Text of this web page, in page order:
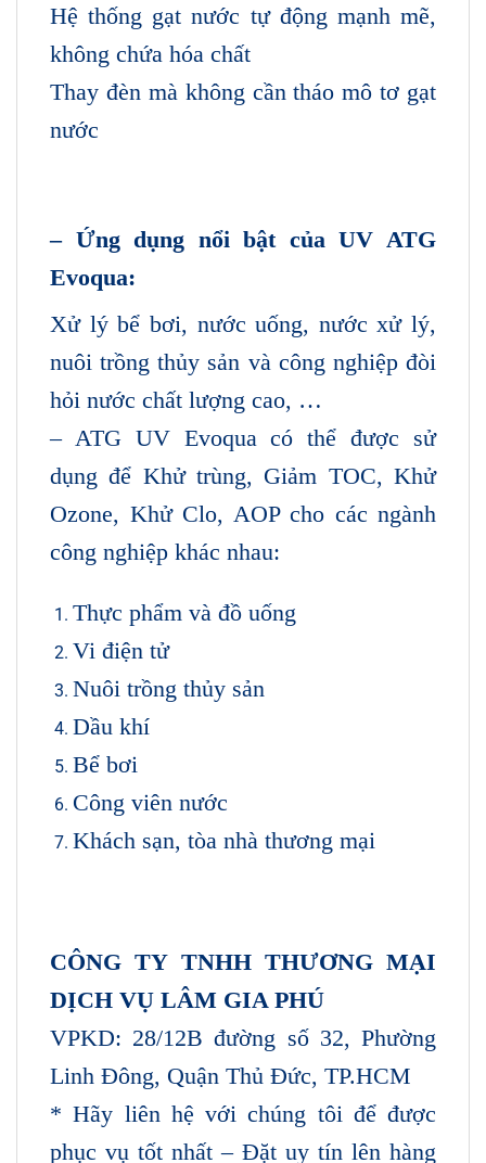
Hệ thống gạt nước tự động mạnh mẽ,
không chứa hóa chất
Thay đèn mà không cần tháo mô tơ gạt
nước
– Ứng dụng nổi bật của UV ATG
Evoqua:
Xử lý bể bơi, nước uống, nước xử lý,
nuôi trồng thủy sản và công nghiệp đòi
hỏi nước chất lượng cao, …
– ATG UV Evoqua có thể được sử
dụng để Khử trùng, Giảm TOC, Khử
Ozone, Khử Clo, AOP cho các ngành
công nghiệp khác nhau:
Thực phẩm và đồ uống
Vi điện tử
Nuôi trồng thủy sản
Dầu khí
Bể bơi
Công viên nước
Khách sạn, tòa nhà thương mại
CÔNG TY TNHH THƯƠNG MẠI
DỊCH VỤ LÂM GIA PHÚ
VPKD: 28/12B đường số 32, Phường
Linh Đông, Quận Thủ Đức, TP.HCM
* Hãy liên hệ với chúng tôi để được
phục vụ tốt nhất – Đặt uy tín lên hàng